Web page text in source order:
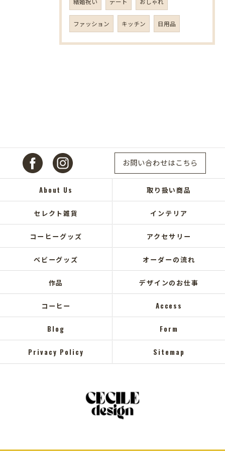
ファッション キッチン 日用品
お問い合わせはこちら
About Us 取り扱い商品
セレクト雑貨 インテリア
コーヒーグッズ アクセサリー
ベビーグッズ オーダーの流れ
作品 デザインのお仕事
コーヒー Access
Blog Form
Privacy Policy Sitemap